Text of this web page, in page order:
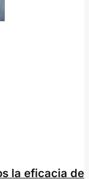
la eficacia de